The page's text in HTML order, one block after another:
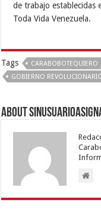
de trabajo establecidas
Toda Vida Venezuela.
Tags CARABOBOTEQUIERO
GOBIERNO
About